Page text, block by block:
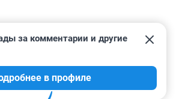
19
за комментарии и другие
в профиле